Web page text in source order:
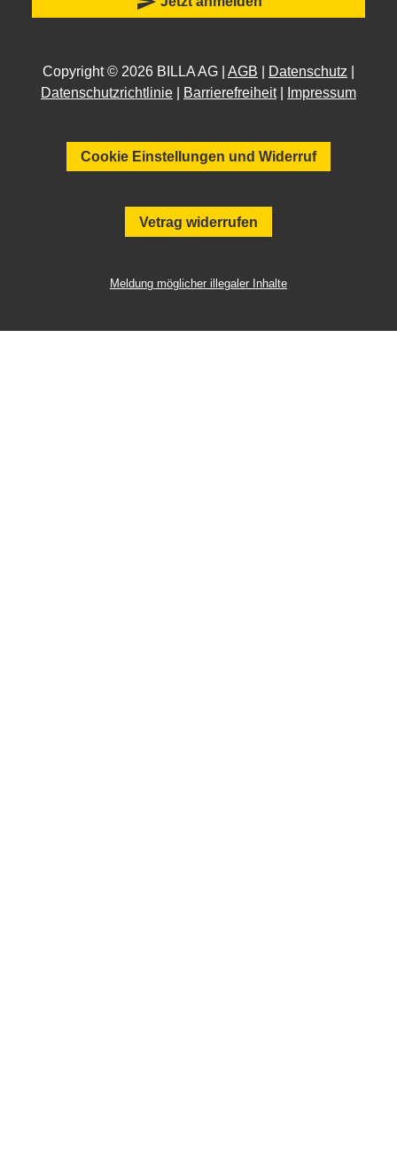
Copyright © 2026 BILLA AG | AGB Datenschutz
Datenschutzrichtlinie
Barrierefreiheit| Impressum
Cookie Einstellungen und Widerruf
Vetrag widerrufen
Meldung möglicher illegaler Inhalte